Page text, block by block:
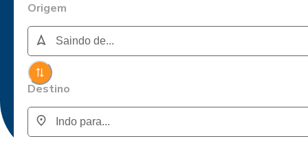
Origem
Destino